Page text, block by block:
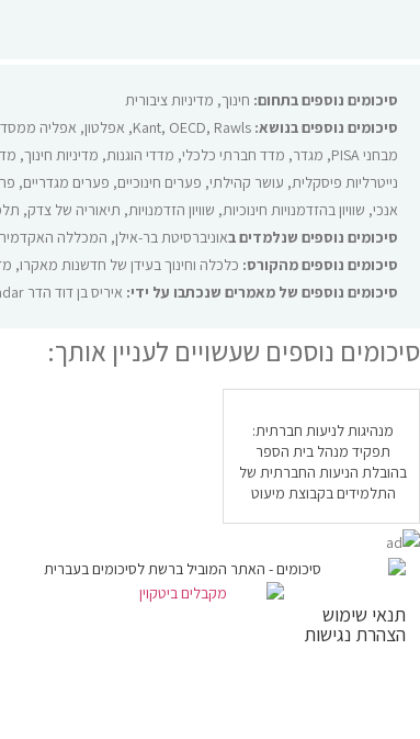
סיכומים נוספים בתחום: חינוך, מדיניות ציבורית
סיכומים נוספים בנושא:
Kant, OECD, Rawls
, אפלטון, אפליה
מבחני PISA
, מגדר, מדד חברתי כלכלי, מדדי הוגנות, מדיניות חינוך,
נייטרליות פיסקלית, עושר קהילתי, פערים חינוכיים, פערים מגדריים,
אנכי, שוויון בהזדמנויות חינוכיות, שוויון הזדמנויות, תיאוריה של צדק,
סיכומים נוספים שנלמדים באוניברסיטת בר-אילן, המכללה
סיכומים נוספים מהקורס: כלכלה וחינוך בעידן של חדשנות מאקרו,
סיכומים נוספים של מאמרים שנכתבו על ידי: איריס בן דוד הדר Iris BenDavid-Hadar‏
סיכומים נוספים שעשויים לעניין אותך:
מנהיגות לניעות חברתית:
תפקיד מנהל בית הספר
בהובלת הניעות החברתית של
התלמידים בקבוצת מיעוט
תנאי שימוש
הצהרת נגישות